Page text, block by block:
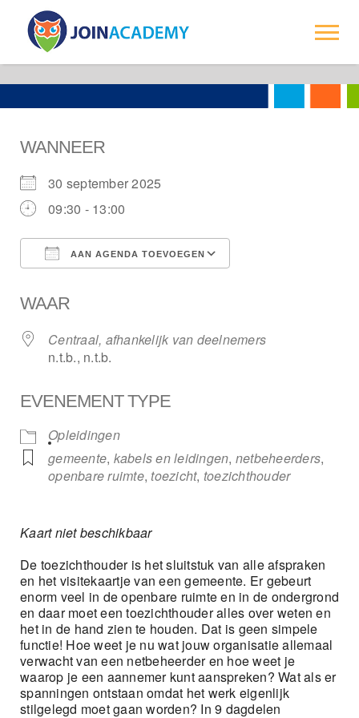
-->
Opdrachtgevers
Contact
WANNEER
30 september 2025
09:30 - 13:00
AAN AGENDA TOEVOEGEN
WAAR
Centraal, afhankelijk van deelnemers
n.t.b., n.t.b.
EVENEMENT TYPE
Opleidingen
gemeente, kabels en leidingen, netbeheerders,
openbare ruimte, toezicht, toezichthouder
Kaart niet beschikbaar
De toezichthouder is het sluitstuk van alle afspraken
en het visitekaartje van een gemeente. Er gebeurt
enorm veel in de openbare ruimte en in de ondergrond
en daar moet een toezichthouder alles over weten en
het in de hand zien te houden. Dat is geen simpele
functie! Hoe weet je nu wat jouw organisatie allemaal
verwacht van een netbeheerder en hoe weet je
waarop je een aannemer kunt aanspreken? Wat als er
spanningen ontstaan omdat het werk eigenlijk
stilgelegd moet gaan worden? In 9 dagdelen